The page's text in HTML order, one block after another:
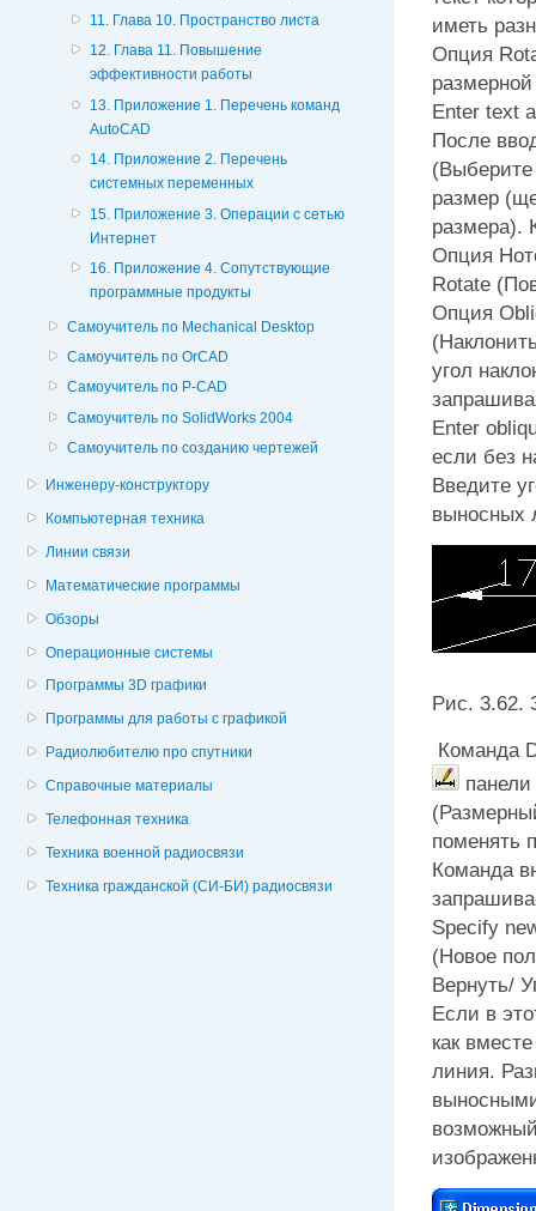
11. Глава 10. Пространство листа
12. Глава 11. Повышение
эффективности работы
13. Приложение 1. Перечень команд
AutoCAD
14. Приложение 2. Перечень
системных переменных
15. Приложение 3. Операции с сетью
Интернет
16. Приложение 4. Сопутствующие
программные продукты
Самоучитель по Mechanical Desktop
Самоучитель по OrCAD
Самоучитель по P-CAD
Самоучитель по SolidWorks 2004
Самоучитель по созданию чертежей
Инженеру-конструктору
Компьютерная техника
Линии связи
Математические программы
Обзоры
Операционные системы
Программы 3D графики
Программы для работы с графикой
Радиолюбителю про спутники
Справочные материалы
Телефонная техника
Техника военной радиосвязи
Техника гражданской (СИ-БИ) радиосвязи
иметь
Опция
Enter text
После
(Выберите
размер
размера).
Опция
Rotate
Опция
угол
Enter
если без
Введите
выносных
Рис. 3.62.
Команда
поменять
Команда
Specify
(Новое
Вернуть/
Если в
как
линия.